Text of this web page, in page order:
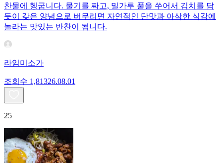
찬물에 헹굽니다. 물기를 짜고, 밀가루 풀을 쑤어서 김치를 담
듯이 갖은 양념으로 버무리면 자연적인 단맛과 아삭한 식감에
놀라는 맛있는 반찬이 됩니다.
라임미소가
조회수 1,81326.08.01
25